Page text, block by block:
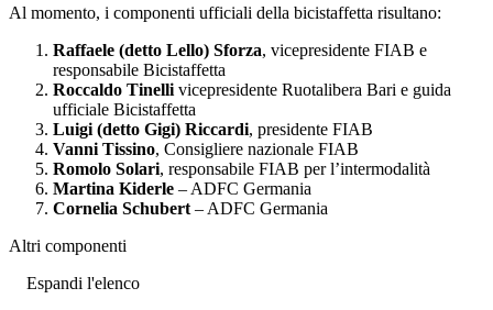
Al momento, i componenti ufficiali della bicistaffetta risultano:
Raffaele (detto Lello) Sforza, vicepresidente FIAB e
responsabile Bicistaffetta
Roccaldo Tinelli vicepresidente Ruotalibera Bari e guida
ufficiale Bicistaffetta
Luigi (detto Gigi) Riccardi, presidente FIAB
Vanni Tissino, Consigliere nazionale FIAB
Romolo Solari, responsabile FIAB per l’intermodalità
Martina Kiderle – ADFC Germania
Cornelia Schubert – ADFC Germania
Altri componenti
Espandi l'elenco